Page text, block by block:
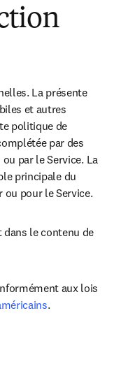
La présente
et autres
politique de
par des
par le Service. La
principale du
pour le Service.
le contenu de
aux lois
.